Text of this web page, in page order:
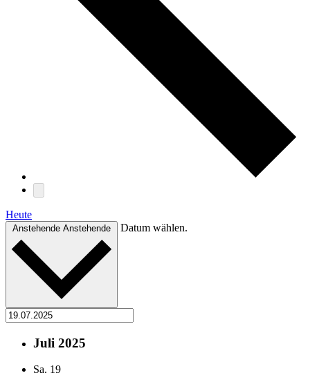
Heute
Anstehende Anstehende Datum wählen.
Juli 2025
Sa. 19